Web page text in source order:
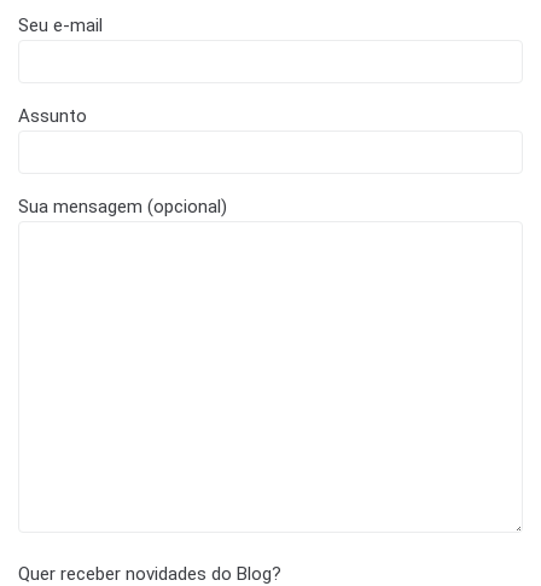
Seu e-mail
Assunto
Sua mensagem (opcional)
Quer receber novidades do Blog?